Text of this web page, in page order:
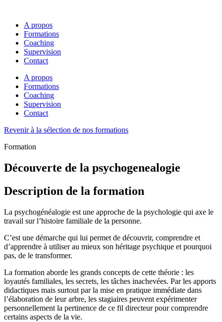
A propos
Formations
Coaching
Supervision
Contact
A propos
Formations
Coaching
Supervision
Contact
Revenir à la sélection de nos formations
Formation
Découverte de la psychogenealogie
Description de la formation
La psychogénéalogie est une approche de la psychologie qui axe le
travail sur l’histoire familiale de la personne.
C’est une démarche qui lui permet de découvrir, comprendre et
d’apprendre à utiliser au mieux son héritage psychique et pourquoi
pas, de le transformer.
La formation aborde les grands concepts de cette théorie : les
loyautés familiales, les secrets, les tâches inachevées. Par les apports
didactiques mais surtout par la mise en pratique immédiate dans
l’élaboration de leur arbre, les stagiaires peuvent expérimenter
personnellement la pertinence de ce fil directeur pour comprendre
certains aspects de la vie.